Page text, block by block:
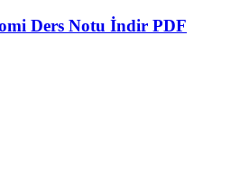
Ders Notu İndir PDF